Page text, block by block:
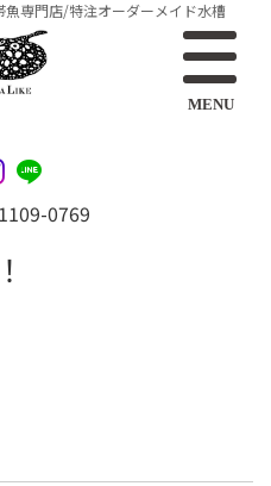
専門店/特注オーダーメイド水槽
MENU
0769